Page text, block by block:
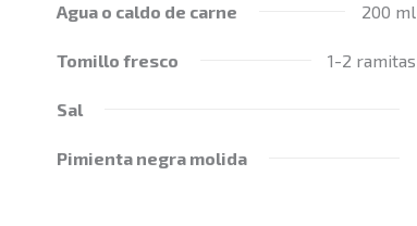
Agua o caldo de carne 200 ml
Tomillo fresco 1-2 ramitas
Sal
Pimienta negra molida